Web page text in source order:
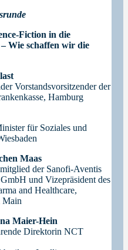
Fiction in die
Wie schaffen wir die
Vorstandsvorsitzender der
Hamburg
für Soziales und
Maas
der Sanofi-Aventis
und Vizepräsident des
and Healthcare,
Main
Maier-Hein
Direktorin NCT